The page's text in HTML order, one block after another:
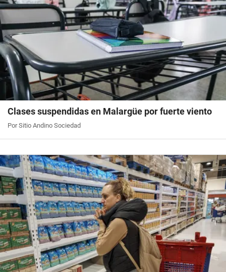
Clases suspendidas en Malargüe por fuerte viento
Por Sitio Andino Sociedad